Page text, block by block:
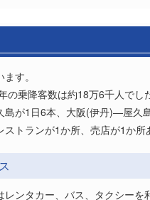
す。
乗降客数は約18万6千人でし
が1日6本、大阪(伊丹)―屋久島
トランが1か所、売店が1か
ンタカー、バス、タクシーを